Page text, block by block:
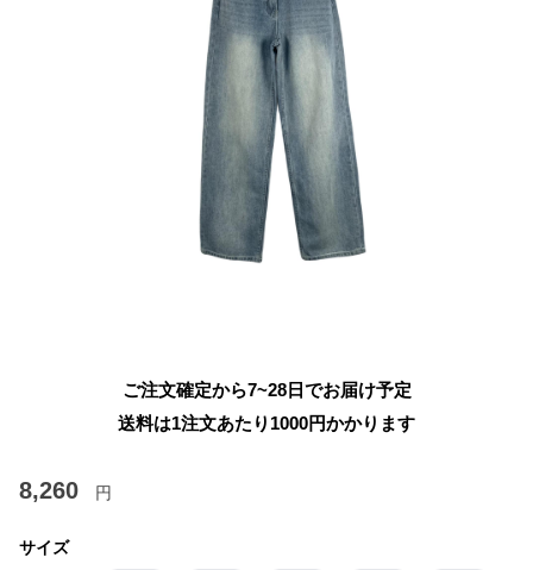
ご注文確定から7~28日でお届け予定
送料は1注文あたり 1000円かかります
8,260 円
サイズ